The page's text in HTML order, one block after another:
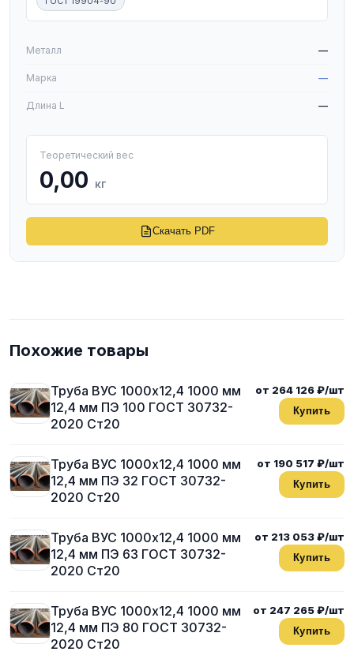
Металл —
Марка —
Длина L —
Теоретический вес
0,00 кг
Скачать PDF
Похожие товары
Труба ВУС 1000х12,4 1000 мм
12,4 мм ПЭ 100 ГОСТ 30732-
2020 Ст20
от 264 126 ₽/шт
Купить
Труба ВУС 1000х12,4 1000 мм
12,4 мм ПЭ 32 ГОСТ 30732-
2020 Ст20
от 190 517 ₽/шт
Купить
Труба ВУС 1000х12,4 1000 мм
12,4 мм ПЭ 63 ГОСТ 30732-
2020 Ст20
от 213 053 ₽/шт
Купить
Труба ВУС 1000х12,4 1000 мм
12,4 мм ПЭ 80 ГОСТ 30732-
2020 Ст20
от 247 265 ₽/шт
Купить